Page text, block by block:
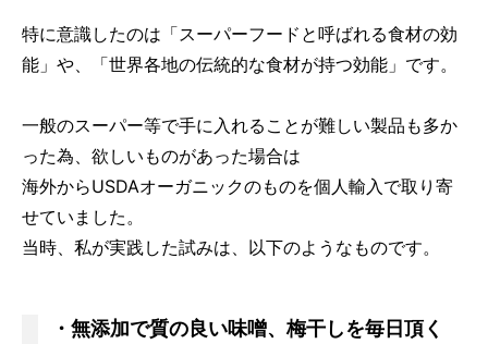
特に意識したのは「スーパーフードと呼ばれる食材の効
能」や、「世界各地の伝統的な食材が持つ効能」です。
一般のスーパー等で手に入れることが難しい製品も多か
った為、欲しいものがあった場合は
海外からUSDAオーガニックのものを個人輸入で取り寄
せていました。
当時、私が実践した試みは、以下のようなものです。
・無添加で質の良い味噌、梅干しを毎日頂く